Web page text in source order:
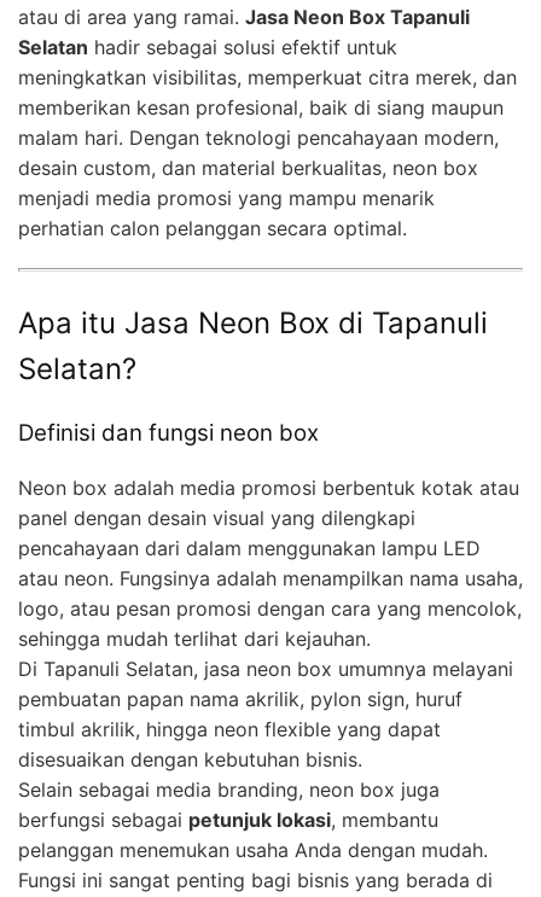
atau di area yang ramai. Jasa Neon Box Tapanuli
Selatan hadir sebagai solusi efektif untuk
meningkatkan visibilitas, memperkuat citra merek, dan
memberikan kesan profesional, baik di siang maupun
malam hari. Dengan teknologi pencahayaan modern,
desain custom, dan material berkualitas, neon box
menjadi media promosi yang mampu menarik
perhatian calon pelanggan secara optimal.
Apa itu Jasa Neon Box di Tapanuli
Selatan?
Definisi dan fungsi neon box
Neon box adalah media promosi berbentuk kotak atau
panel dengan desain visual yang dilengkapi
pencahayaan dari dalam menggunakan lampu LED
atau neon. Fungsinya adalah menampilkan nama usaha,
logo, atau pesan promosi dengan cara yang mencolok,
sehingga mudah terlihat dari kejauhan.
Di Tapanuli Selatan, jasa neon box umumnya melayani
pembuatan papan nama akrilik, pylon sign, huruf
timbul akrilik, hingga neon flexible yang dapat
disesuaikan dengan kebutuhan bisnis.
Selain sebagai media branding, neon box juga
berfungsi sebagai petunjuk lokasi, membantu
pelanggan menemukan usaha Anda dengan mudah.
Fungsi ini sangat penting bagi bisnis yang berada di